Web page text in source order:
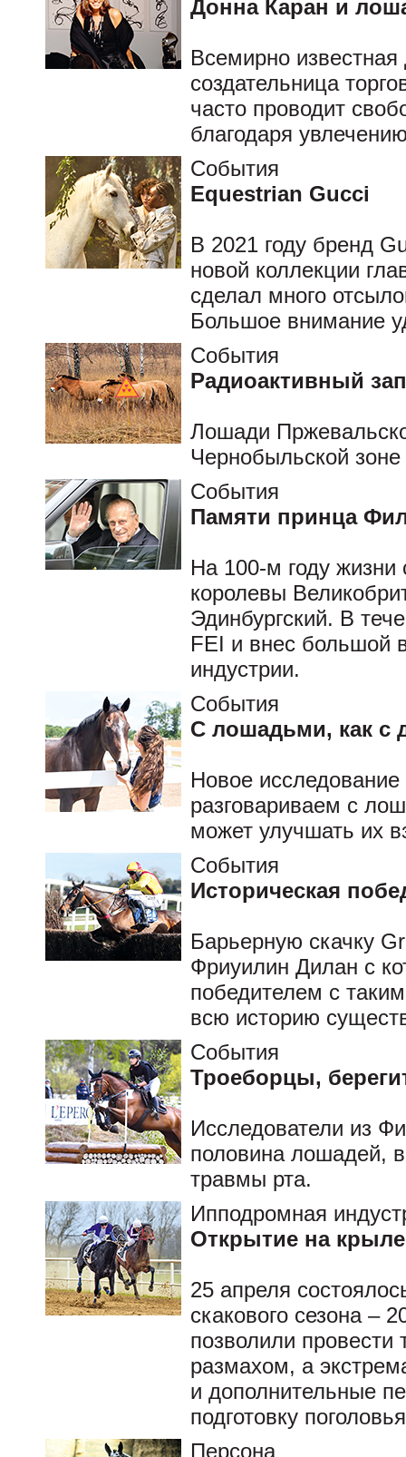
Донна Каран и
Всемирно
создательница
часто проводит
благодаря
События
Equestrian Gucci
В 2021 году бренд
новой коллекции
сделал много
Большое внимание
События
Радиоактивный
Лошади
Чернобыльской
События
Памяти принца
На 100-м году жизни
королевы
Эдинбургский. В
FEI и внес большой
индустрии.
События
С лошадьми, как с
Новое
разговариваем с
может улучшать их
События
Историческая
Барьерную скачку
Фриуилин Дилан с
победителем с
всю историю
События
Троеборцы,
Исследователи из
половина лошадей,
травмы рта.
Ипподромная
Открытие на крыле
25 апреля
скакового сезона –
позволили провести
размахом, а
и дополнительные
подготовку
Персона